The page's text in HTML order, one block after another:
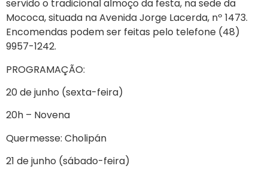
servido o tradicional almoço da festa, na sede da
Mococa, situada na Avenida Jorge Lacerda, nº 1473.
Encomendas podem ser feitas pelo telefone (48)
9957-1242.
PROGRAMAÇÃO:
20 de junho (sexta-feira)
20h – Novena
Quermesse: Cholipán
21 de junho (sábado-feira)